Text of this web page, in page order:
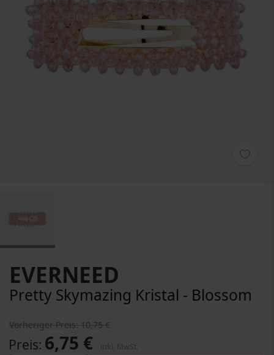
EVERNEED
Pretty Skymazing Kristal - Blossom
Vorheriger Preis 10,75 €
Preis 6,75 €